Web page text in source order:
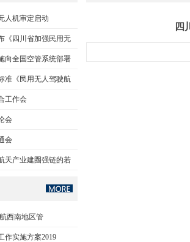
人机审定启动
《四川省加强民用无
向全国空管系统部署
准《民用无人驾驶航
工作会
会
会
天产业建圈强链的若
西南地区管
作实施方案2019
四